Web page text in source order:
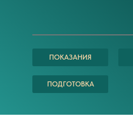
ПОКАЗАНИЯ
ПОДГОТОВКА